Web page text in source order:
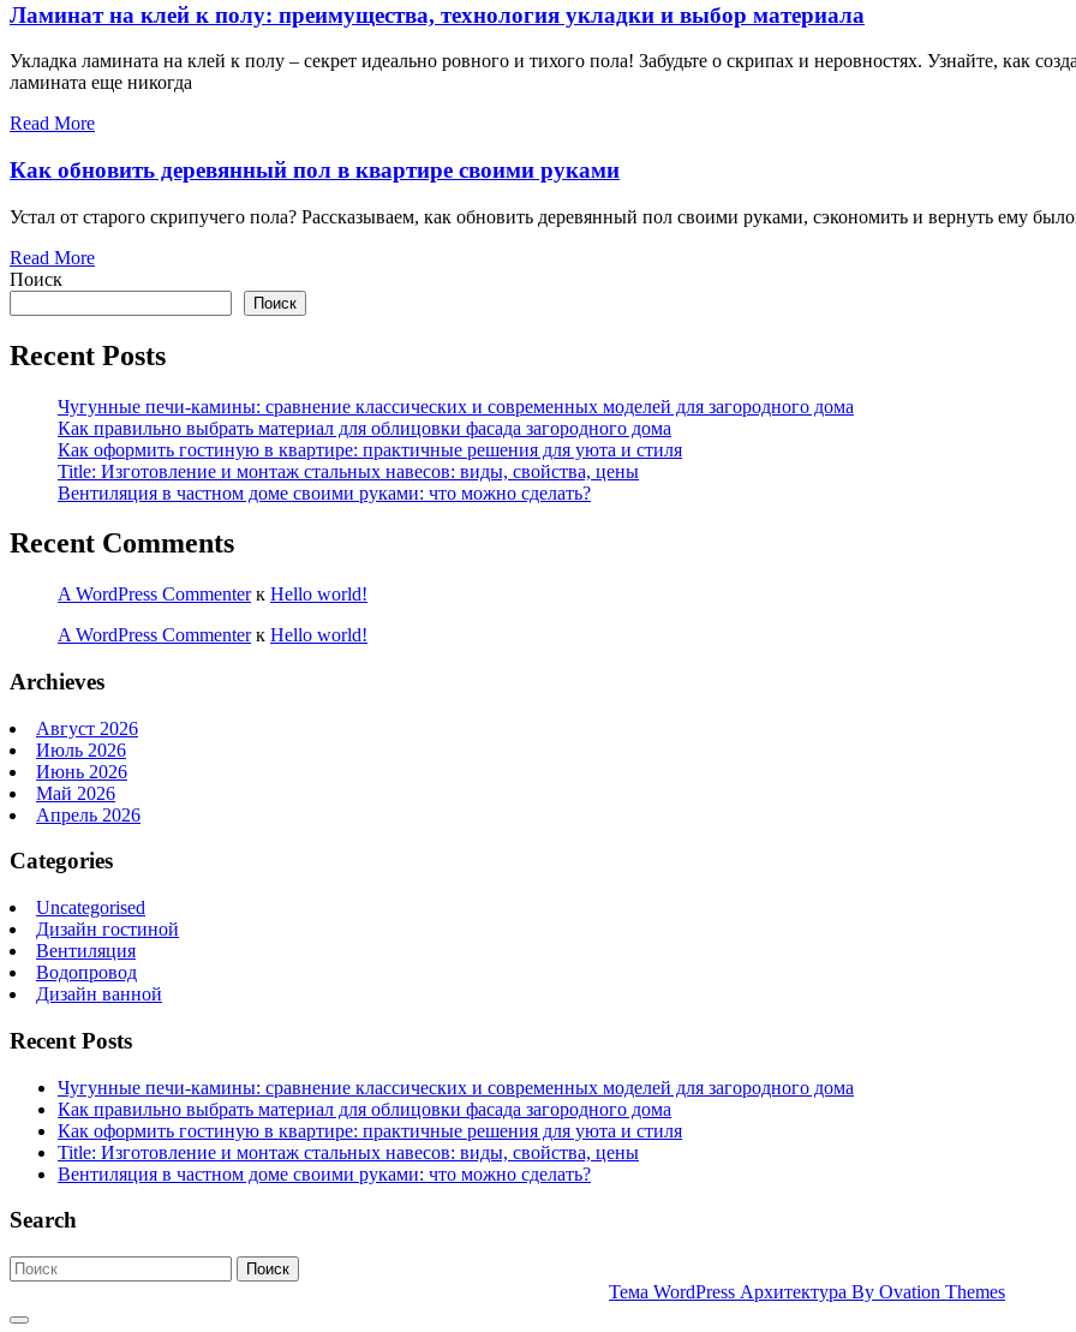
Ламинат на клей к полу: преимущества, технология укладки и выбор материала
Укладка ламината на клей к полу – секрет идеально ровного и тихого пола! Забудьте о скрипах и неровностях. Узнайте, как
ламината еще никогда
Read More
Как обновить деревянный пол в квартире своими руками
Устал от старого скрипучего пола? Рассказываем, как обновить деревянный пол своими руками, сэкономить и вернуть ему
Read More
Поиск
Поиск
Recent Posts
Чугунные печи-камины: сравнение классических и современных моделей для загородного дома
Как правильно выбрать материал для облицовки фасада загородного дома
Как оформить гостиную в квартире: практичные решения для уюта и стиля
Title: Изготовление и монтаж стальных навесов: виды, свойства, цены
Вентиляция в частном доме своими руками: что можно сделать?
Recent Comments
A WordPress Commenterк Hello world!
A WordPress Commenterк Hello world!
Archieves
Август 2026
Июль 2026
Июнь 2026
Май 2026
Апрель 2026
Categories
Uncategorised
Дизайн гостиной
Вентиляция
Водопровод
Дизайн ванной
Recent Posts
Чугунные печи-камины: сравнение классических и современных моделей для загородного дома
Как правильно выбрать материал для облицовки фасада загородного дома
Как оформить гостиную в квартире: практичные решения для уюта и стиля
Title: Изготовление и монтаж стальных навесов: виды, свойства, цены
Вентиляция в частном доме своими руками: что можно сделать?
Search
Поиск
Тема WordPress Архитектура By Ovation Themes